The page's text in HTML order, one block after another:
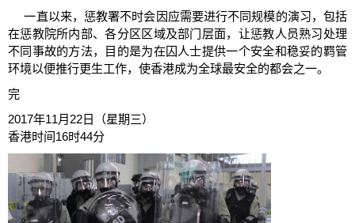
一直以来，惩教署不时会因应需要进行不同规模的演习，包括
在惩教院所内部、各分区区域及部门层面，让惩教人员熟习处理
不同事故的方法，目的是为在囚人士提供一个安全和稳妥的羁管
环境以便推行更生工作，使香港成为全球最安全的都会之一。
完
2017年11月22日（星期三）
香港时间16时44分